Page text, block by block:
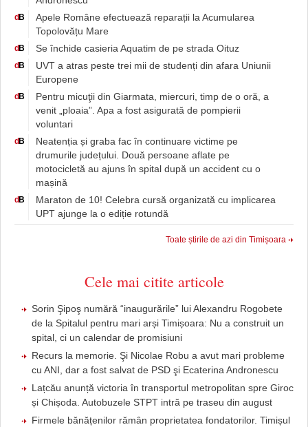
d B
Apele Române efectuează reparații la Acumularea
Topolovățu Mare
d B Se închide casieria Aquatim de pe strada Oituz
d B
UVT a atras peste trei mii de studenți din afara Uniunii
Europene
d B
Pentru micuţii din Giarmata, miercuri, timp de o oră, a
venit „ploaia”. Apa a fost asigurată de pompierii
voluntari
d B
Neatenția și graba fac în continuare victime pe
drumurile județului. Două persoane aflate pe
motocicletă au ajuns în spital după un accident cu o
mașină
d B
Maraton de 10! Celebra cursă organizată cu implicarea
UPT ajunge la o ediție rotundă
Toate știrile de azi din Timișoara
Cele mai citite articole
Sorin Şipoş numără “inaugurările” lui Alexandru Rogobete
de la Spitalul pentru mari arși Timișoara: Nu a construit un
spital, ci un calendar de promisiuni
Recurs la memorie. Şi Nicolae Robu a avut mari probleme
cu ANI, dar a fost salvat de PSD şi Ecaterina Andronescu
Lațcău anunță victoria în transportul metropolitan spre Giroc
și Chișoda. Autobuzele STPT intră pe traseu din august
Firmele bănățenilor rămân proprietatea fondatorilor. Timișul